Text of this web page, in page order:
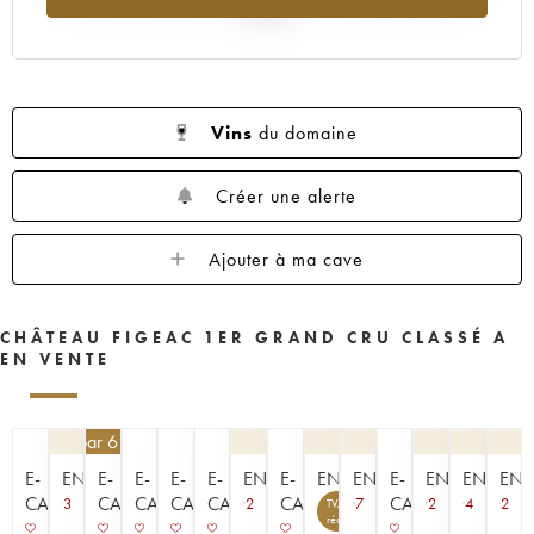
Vins du domaine
Créer une alerte
Ajouter à ma cave
CHÂTEAU FIGEAC 1ER GRAND CRU CLASSÉ A
EN VENTE
E-
CAVISTE
ENCHÈRE
3
par 6 | -10%
E-
CAVISTE
E-
CAVISTE
E-
CAVISTE
E-
CAVISTE
ENCHÈRE
2
E-
CAVISTE
ENCHÈRE
TVA
récupérable
1
ENCHÈRE
7
E-
CAVISTE
ENCHÈRE
2 4 2